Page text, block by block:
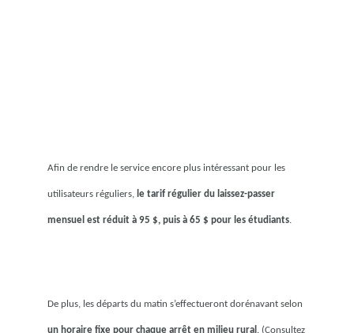
Afin de rendre le service encore plus intéressant pour les
utilisateurs réguliers, le tarif régulier du laissez-passer
mensuel est réduit à 95 $, puis à 65 $ pour les étudiants.
De plus, les départs du matin s’effectueront dorénavant selon
un horaire fixe pour chaque arrêt en milieu rural . (Consultez